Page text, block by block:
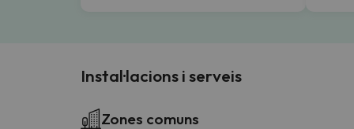
Instal·lacions i serveis
Zones comuns